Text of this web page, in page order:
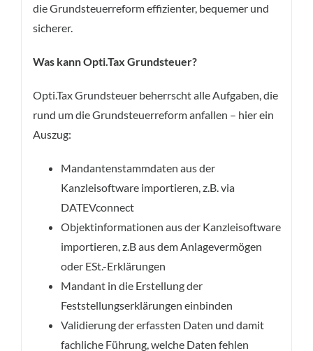
die Grundsteuerreform effizienter, bequemer und
sicherer.
Was kann Opti.Tax Grundsteuer?
Opti.Tax Grundsteuer beherrscht alle Aufgaben, die
rund um die Grundsteuerreform anfallen – hier ein
Auszug:
Mandantenstammdaten aus der
Kanzleisoftware importieren, z.B. via
DATEVconnect
Objektinformationen aus der Kanzleisoftware
importieren, z.B aus dem Anlagevermögen
oder ESt.-Erklärungen
Mandant in die Erstellung der
Feststellungserklärungen einbinden
Validierung der erfassten Daten und damit
fachliche Führung, welche Daten fehlen